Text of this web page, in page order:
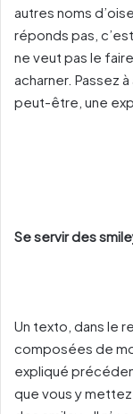
autres noms
réponds pas,
ne veut pas le
acharner. Passez
peut-être, une
Se servir des
Un texto, dans le
composées de
expliqué
que vous y